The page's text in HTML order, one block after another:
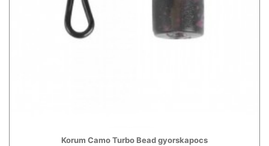
Korum Camo Turbo Bead gyorskapocs